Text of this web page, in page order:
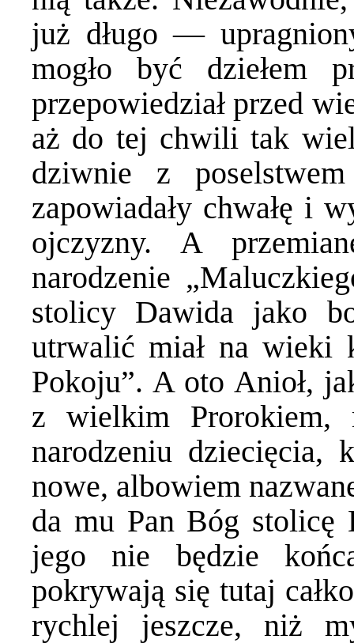
już długo —
mogło być dziełem
przepowiedział przed
aż do tej chwili tak
dziwnie z
zapowiadały chwałę i
ojczyzny. A
narodzenie
stolicy Dawida jako
utrwalić miał na wieki
Pokoju”. A oto Anioł,
z wielkim Prorokiem,
narodzeniu dziecięcia,
nowe, albowiem
da mu Pan Bóg stolicę
jego nie będzie
pokrywają się tutaj
rychlej jeszcze, niż